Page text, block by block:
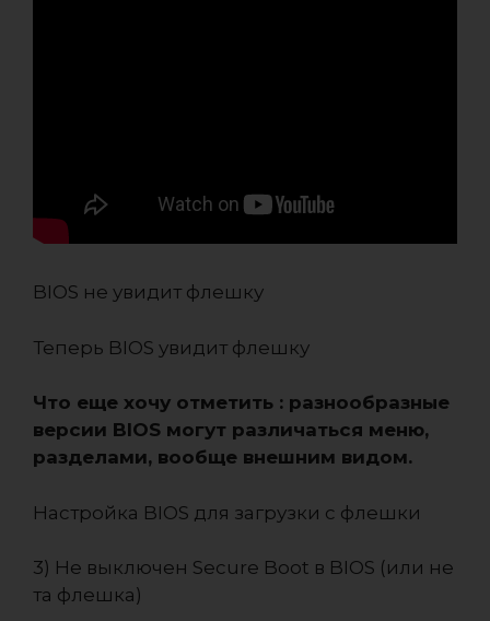
BIOS не увидит флешку
Теперь BIOS увидит флешку
Что еще хочу отметить : разнообразные
версии BIOS могут различаться меню,
разделами, вообще внешним видом.
Настройка BIOS для загрузки с флешки
3) Не выключен Secure Boot в BIOS (или не
та флешка)